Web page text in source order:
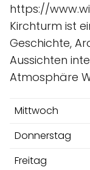
https://
Kirchturm ist
Geschichte,
Aussichten
Atmosphäre
Mittwoch
Donnerstag
Freitag